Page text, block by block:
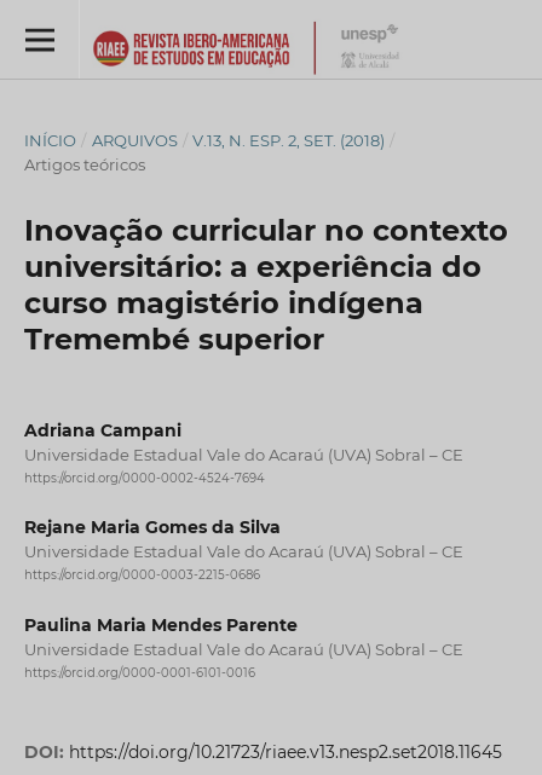
INÍCIO / ARQUIVOS / V.13, N. ESP. 2, SET. (2018) /
Artigos teóricos
Inovação curricular no contexto
universitário: a experiência do
curso magistério indígena
Tremembé superior
Adriana Campani
Universidade Estadual Vale do Acaraú (UVA) Sobral – CE
https://orcid.org/0000-0002-4524-7694
Rejane Maria Gomes da Silva
Universidade Estadual Vale do Acaraú (UVA) Sobral – CE
https://orcid.org/0000-0003-2215-0686
Paulina Maria Mendes Parente
Universidade Estadual Vale do Acaraú (UVA) Sobral – CE
https://orcid.org/0000-0001-6101-0016
DOI: https://doi.org/10.21723/riaee.v13.nesp2.set2018.11645